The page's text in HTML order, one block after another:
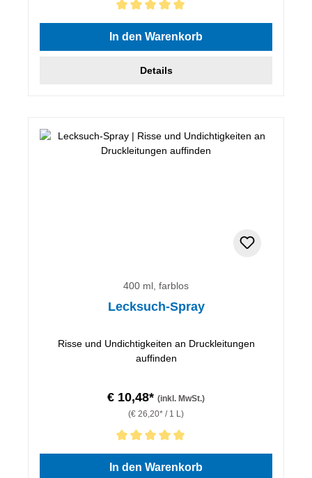
Durchschnittliche Bewertung von 5 von 5 Sternen
In den Warenkorb
Details
400 ml, farblos
Lecksuch-Spray
Risse und Undichtigkeiten an Druckleitungen
auffinden
€ 10,48* (inkl. MwSt.)
(€ 26,20* / 1 L)
Durchschnittliche Bewertung von 5 von 5 Sternen
In den Warenkorb